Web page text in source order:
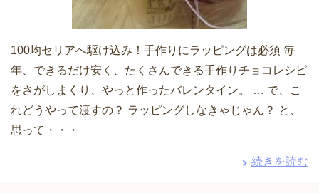
100均セリアへ駆け込み！手作りにラッピングは必須 毎
年、できるだけ安く、たくさんできる手作りチョコレシピ
をさがしまくり、やっと作ったバレンタイン。 … で、こ
れどうやって渡すの？ ラッピングしなきゃじゃん？ と、
思って・・・
続きを読む